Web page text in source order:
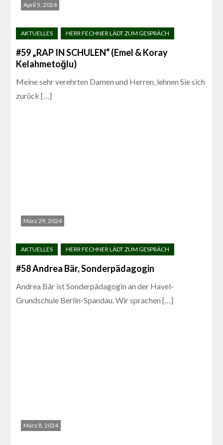
April 5, 2024
#59 „RAP IN SCHULEN“ (Emel & Koray
Kelahmetoğlu)
Meine sehr verehrten Damen und Herren, lehnen Sie sich
zurück […]
März 29, 2024
#58 Andrea Bär, Sonderpädagogin
Andrea Bär ist Sonderpädagogin an der Havel-
Grundschule Berlin-Spandau. Wir sprachen […]
März 8, 2024